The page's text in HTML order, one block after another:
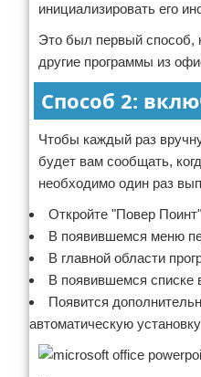
инициализировать его
Это был первый способ,
другие программы из
Способ 2:
Чтобы каждый раз
будет вам сообщать,
необходимо один раз
Откройте "Повер
В появившемся меню
В главной области
В появившемся списке
Появится
автоматическую